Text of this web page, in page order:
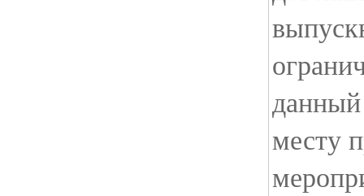
данный
месту